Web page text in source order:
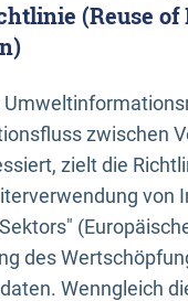
(Reuse of
zwischen
zielt die
von
des
Wenngleich